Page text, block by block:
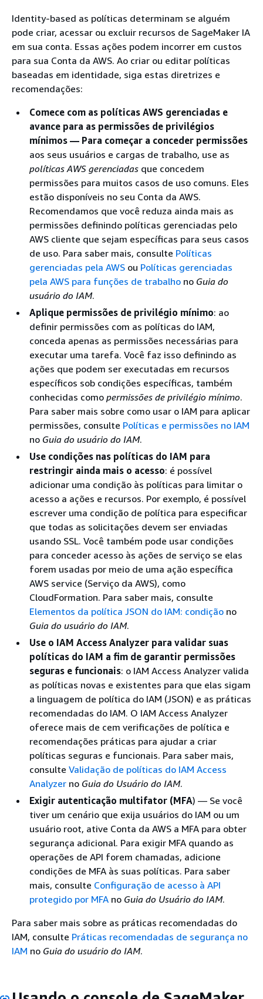
Identity-based as políticas determinam se alguém
pode criar, acessar ou excluir recursos de SageMaker IA
em sua conta. Essas ações podem incorrer em custos
para sua Conta da AWS. Ao criar ou editar políticas
baseadas em identidade, siga estas diretrizes e
recomendações:
Comece com as políticas AWS gerenciadas e
avance para as permissões de privilégios
mínimos — Para começar a conceder permissões
aos seus usuários e cargas de trabalho, use as
políticas AWS gerenciadas que concedem
permissões para muitos casos de uso comuns. Eles
estão disponíveis no seu Conta da AWS.
Recomendamos que você reduza ainda mais as
permissões definindo políticas gerenciadas pelo
AWS cliente que sejam específicas para seus casos
de uso. Para saber mais, consulte Políticas
gerenciadas pela AWS ou Políticas gerenciadas
pela AWS para funções de trabalho no Guia do
usuário do IAM.
Aplique permissões de privilégio mínimo: ao
definir permissões com as políticas do IAM,
conceda apenas as permissões necessárias para
executar uma tarefa. Você faz isso definindo as
ações que podem ser executadas em recursos
específicos sob condições específicas, também
conhecidas como permissões de privilégio mínimo.
Para saber mais sobre como usar o IAM para aplicar
permissões, consulte Políticas e permissões no IAM
no Guia do usuário do IAM.
Use condições nas políticas do IAM para
restringir ainda mais o acesso: é possível
adicionar uma condição às políticas para limitar o
acesso a ações e recursos. Por exemplo, é possível
escrever uma condição de política para especificar
que todas as solicitações devem ser enviadas
usando SSL. Você também pode usar condições
para conceder acesso às ações de serviço se elas
forem usadas por meio de uma ação específica
AWS service (Serviço da AWS), como
CloudFormation. Para saber mais, consulte
Elementos da política JSON do IAM: condição no
Guia do usuário do IAM.
Use o IAM Access Analyzer para validar suas
políticas do IAM a fim de garantir permissões
seguras e funcionais: o IAM Access Analyzer valida
as políticas novas e existentes para que elas sigam
a linguagem de política do IAM (JSON) e as práticas
recomendadas do IAM. O IAM Access Analyzer
oferece mais de cem verificações de política e
recomendações práticas para ajudar a criar
políticas seguras e funcionais. Para saber mais,
consulte Validação de políticas do IAM Access
Analyzer no Guia do Usuário do IAM.
Exigir autenticação multifator (MFA) — Se você
tiver um cenário que exija usuários do IAM ou um
usuário root, ative Conta da AWS a MFA para obter
segurança adicional. Para exigir MFA quando as
operações de API forem chamadas, adicione
condições de MFA às suas políticas. Para saber
mais, consulte Configuração de acesso à API
protegido por MFA no Guia do Usuário do IAM.
Para saber mais sobre as práticas recomendadas do
IAM, consulte Práticas recomendadas de segurança no
IAM no Guia do usuário do IAM.